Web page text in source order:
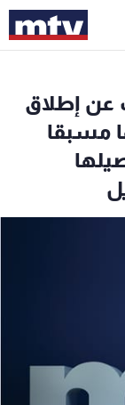
عن إطلاق
مسبقا